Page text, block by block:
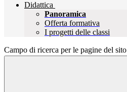
Didattica
Panoramica
Offerta formativa
I progetti delle classi
Campo di ricerca per le pagine del sito